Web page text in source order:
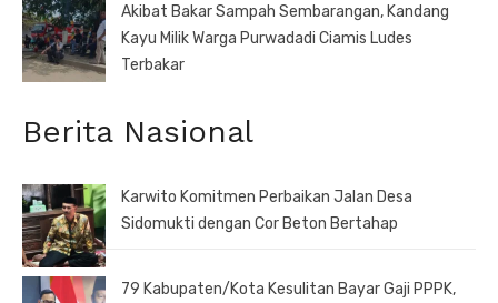
Akibat Bakar Sampah Sembarangan, Kandang
Kayu Milik Warga Purwadadi Ciamis Ludes
Terbakar
Berita Nasional
Karwito Komitmen Perbaikan Jalan Desa
Sidomukti dengan Cor Beton Bertahap
79 Kabupaten/Kota Kesulitan Bayar Gaji PPPK,